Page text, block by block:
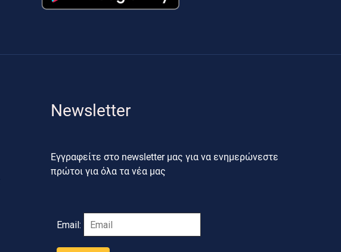
Newsletter
Εγγραφείτε στο newsletter μας για να ενημερώνεστε
πρώτοι για όλα τα νέα μας
Email: